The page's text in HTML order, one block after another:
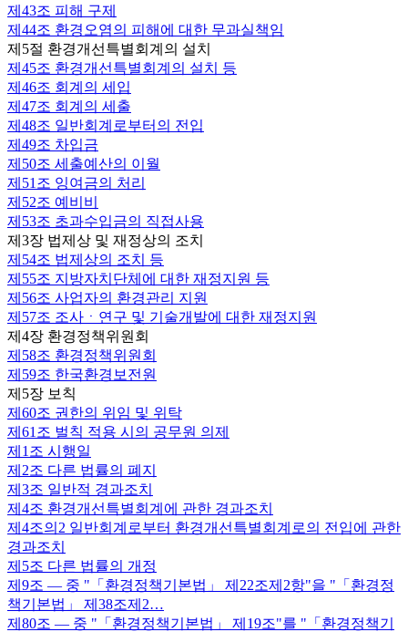
제43조 피해 구제
제44조 환경오염의 피해에 대한 무과실책임
제5절 환경개선특별회계의 설치
제45조 환경개선특별회계의 설치 등
제46조 회계의 세입
제47조 회계의 세출
제48조 일반회계로부터의 전입
제49조 차입금
제50조 세출예산의 이월
제51조 잉여금의 처리
제52조 예비비
제53조 초과수입금의 직접사용
제3장 법제상 및 재정상의 조치
제54조 법제상의 조치 등
제55조 지방자치단체에 대한 재정지원 등
제56조 사업자의 환경관리 지원
제57조 조사ㆍ연구 및 기술개발에 대한 재정지원
제4장 환경정책위원회
제58조 환경정책위원회
제59조 한국환경보전원
제5장 보칙
제60조 권한의 위임 및 위탁
제61조 벌칙 적용 시의 공무원 의제
제1조 시행일
제2조 다른 법률의 폐지
제3조 일반적 경과조치
제4조 환경개선특별회계에 관한 경과조치
제4조의2 일반회계로부터 환경개선특별회계로의 전입에 관한
경과조치
제5조 다른 법률의 개정
제9조 — 중 "「환경정책기본법」 제22조제2항"을 "「환경정
책기본법」 제38조제2…
제80조 — 중 "「환경정책기본법」 제19조"를 "「환경정책기